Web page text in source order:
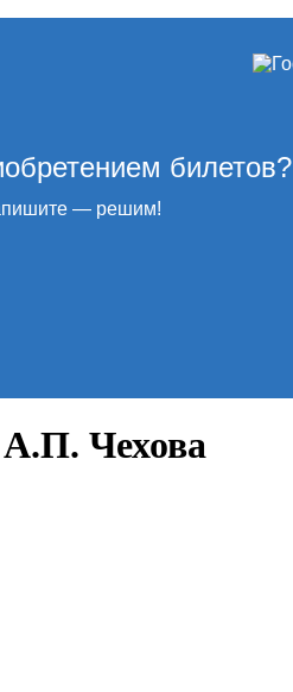
билетов?
— решим!
Чехова